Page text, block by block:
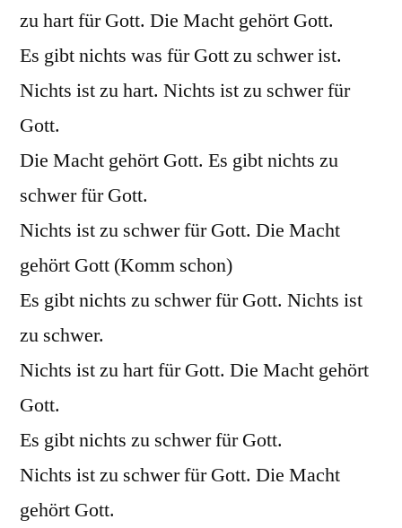
zu hart für Gott. Die Macht gehört Gott.
Es gibt nichts was für Gott zu schwer ist.
Nichts ist zu hart. Nichts ist zu schwer für
Gott.
Die Macht gehört Gott. Es gibt nichts zu
schwer für Gott.
Nichts ist zu schwer für Gott. Die Macht
gehört Gott (Komm schon)
Es gibt nichts zu schwer für Gott. Nichts ist
zu schwer.
Nichts ist zu hart für Gott. Die Macht gehört
Gott.
Es gibt nichts zu schwer für Gott.
Nichts ist zu schwer für Gott. Die Macht
gehört Gott.